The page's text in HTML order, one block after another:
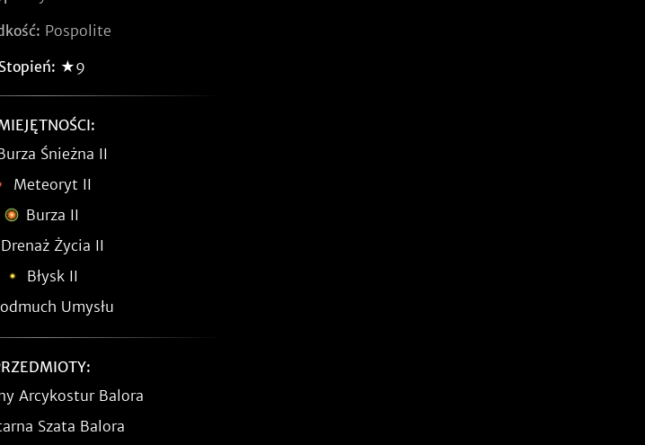
Pospolite
Stopień: ★9
Śnieżna II
Meteoryt II
Burza II
Drenaż Życia II
Błysk II
Umysłu
Arcykostur Balora
Szata Balora